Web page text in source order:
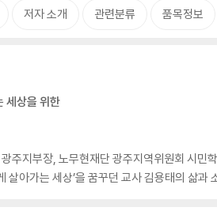
저자 소개 관련분류 품목정보
세상을 위한
주지부장, 노무현재단 광주지역위원회 시민
살아가는 세상’을 꿈꾸던 교사 김용태의 삶